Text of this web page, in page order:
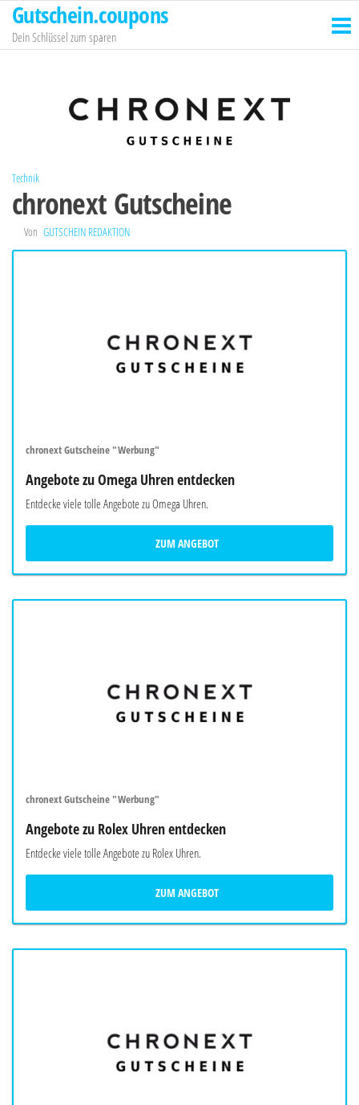
Zum
Inhalt
springen
Gutschein.coupons
Dein Schlüssel zum sparen
Technik
chronext Gutscheine
Von GUTSCHEIN REDAKTION
chronext Gutscheine "Werbung"
Angebote zu Omega Uhren entdecken
Entdecke viele tolle Angebote zu Omega Uhren.
ZUM ANGEBOT
chronext Gutscheine "Werbung"
Angebote zu Rolex Uhren entdecken
Entdecke viele tolle Angebote zu Rolex Uhren.
ZUM ANGEBOT